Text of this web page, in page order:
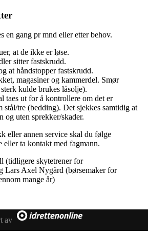
en gang pr mnd eller etter behov.
at de ikke er løse.
sitter fastskrudd.
at håndstopper fastskrudd.
magasiner og kammerdel. Smør
kulde brukes låsolje).
taes ut for å kontrollere om det er
stål/tre (bedding). Det sjekkes samtidig at
og uten sprekker/skader.
eller annen service skal du følge
eller ta kontakt med fagmann.
(tidligere skytetrener for
Lars Axel Nygård (børsemaker for
mange år)
av